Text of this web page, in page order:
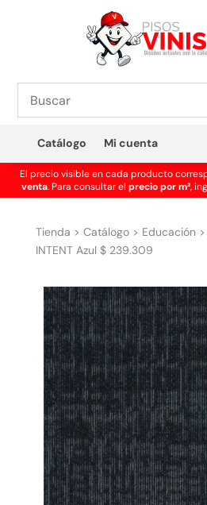
Catálogo Mi cuenta
El precio visible en cada producto
venta. Para consultar el precio por m²,
Tienda > Catálogo> Educación >
INTENT Azul $ 239.309